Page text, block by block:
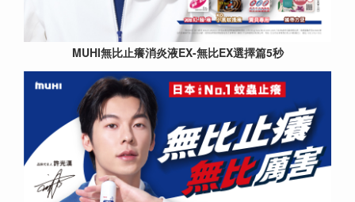
MUHI無比止癢消炎液EX-無比EX選擇篇5秒